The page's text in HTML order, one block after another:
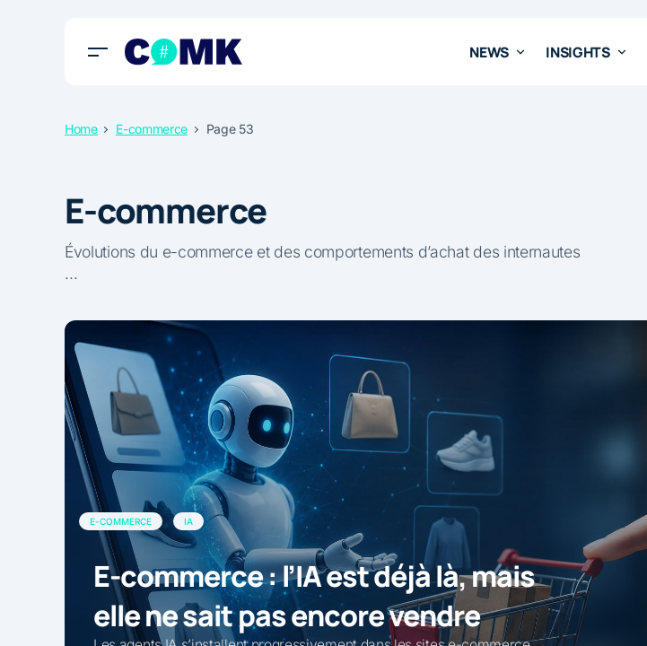
NEWS INSIGHTS
Home E-commerce Page 53
E-commerce
Évolutions du e-commerce et des comportements d’achat des internautes
…
E-COMMERCE IA
E-commerce : l’IA est déjà là, mais
elle ne sait pas encore vendre